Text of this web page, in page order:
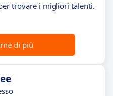
trovare i migliori talenti.
di più